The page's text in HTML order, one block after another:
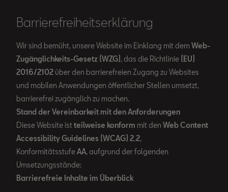
Barrierefreiheitserklärung
Wir sind bemüht, unsere Website im Einklang mit dem Web-
Zugänglichkeits-Gesetz (WZG) , das die Richtlinie (EU)
2016/2102 über den barrierefreien Zugang zu Websites
und mobilen Anwendungen öffentlicher Stellen umsetzt,
barrierefrei zugänglich zu machen.
Stand der Vereinbarkeit mit den Anforderungen
Diese Website ist teilweise konform mit den Web Content
Accessibility Guidelines (WCAG) 2.2,
KonformitätsstufeAA, aufgrund der folgenden
Umsetzungsstände:
Barrierefreie Inhalte im Überblick